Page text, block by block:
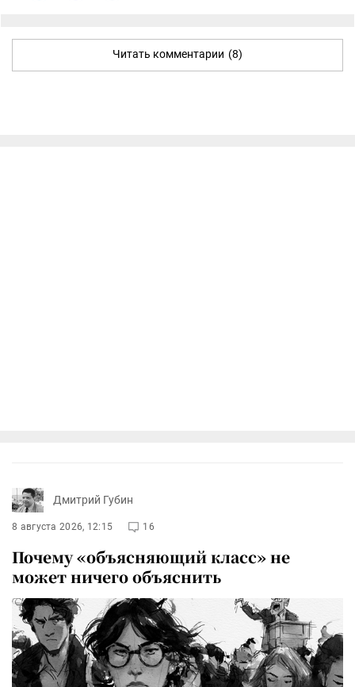
Читать комментарии (8)
Дмитрий Губин
8 августа 2026, 12:15 16
Почему «объясняющий класс» не
может ничего объяснить